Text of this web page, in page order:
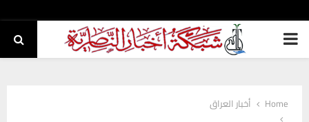
PRIMARY
Home
أخبار العراق